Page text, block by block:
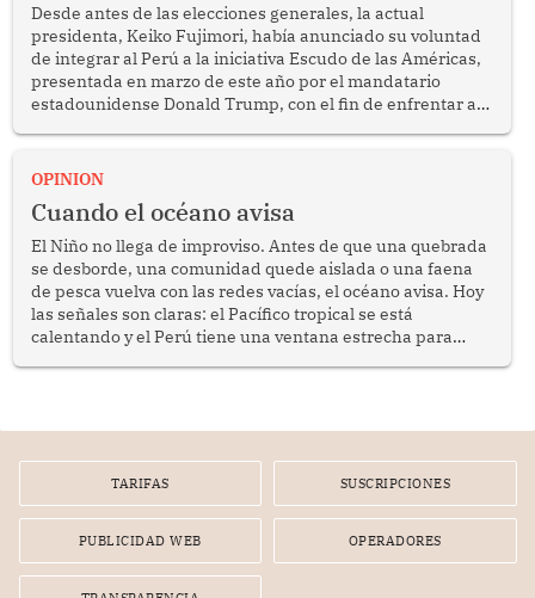
Desde antes de las elecciones generales, la actual
presidenta, Keiko Fujimori, había anunciado su voluntad
de integrar al Perú a la iniciativa Escudo de las Américas,
presentada en marzo de este año por el mandatario
estadounidense Donald Trump, con el fin de enfrentar al
OPINION
Cuando el océano avisa
El Niño no llega de improviso. Antes de que una quebrada
se desborde, una comunidad quede aislada o una faena
de pesca vuelva con las redes vacías, el océano avisa. Hoy
las señales son claras: el Pacífico tropical se está
calentando y el Perú tiene una ventana estrecha para
TARIFAS SUSCRIPCIONES
PUBLICIDAD WEB OPERADORES